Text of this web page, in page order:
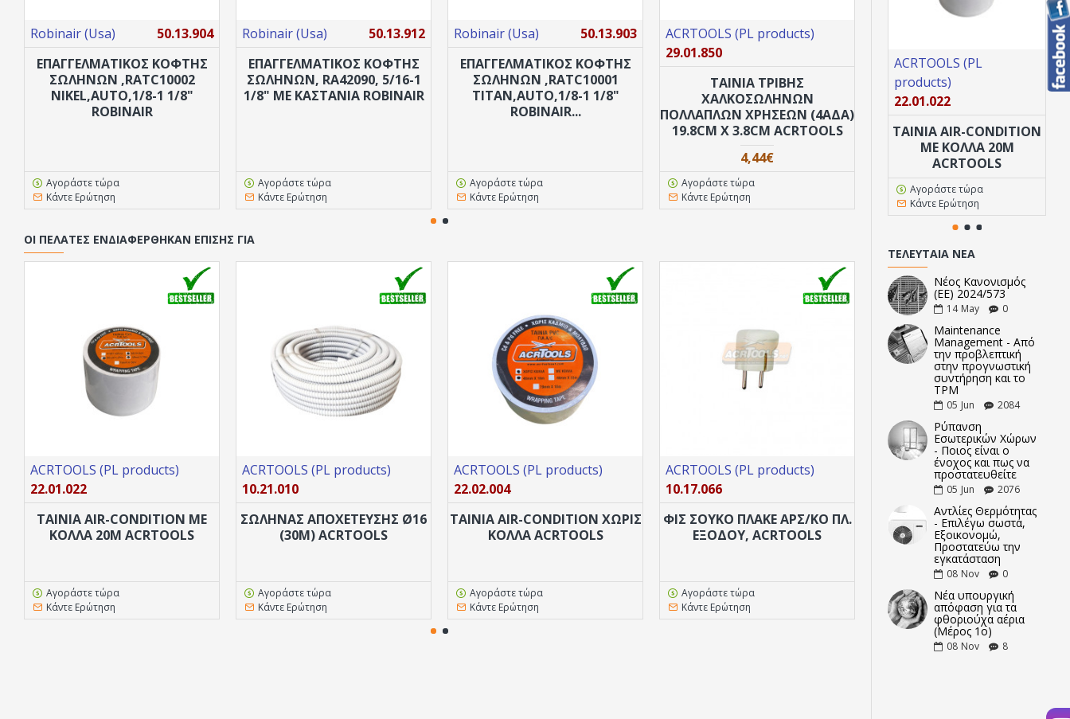
Robinair (Usa)
50.13.904
ΕΠΑΓΓΕΛΜΑΤΙΚΟΣ ΚΟΦΤΗΣ
ΣΩΛΗΝΩΝ ,RATC10002
NIKEL,AUTO,1/8-1 1/8"
ROBINAIR
Αγοράστε τώρα
Κάντε Ερώτηση
Robinair (Usa)
50.13.912
ΕΠΑΓΓΕΛΜΑΤΙΚΟΣ ΚΟΦΤΗΣ
ΣΩΛΗΝΩΝ, RA42090, 5/16-1
1/8" ΜΕ ΚΑΣΤΆΝΙΑ ROBINAIR
Αγοράστε τώρα
Κάντε Ερώτηση
Robinair (Usa)
50.13.903
ΕΠΑΓΓΕΛΜΑΤΙΚΟΣ ΚΟΦΤΗΣ
ΣΩΛΗΝΩΝ ,RATC10001
TITAN,AUTO,1/8-1 1/8"
ROBINAIR...
Αγοράστε τώρα
Κάντε Ερώτηση
ACRTOOLS (PL products)
29.01.850
ΤΑΙΝΙΑ ΤΡΙΒΗΣ
ΧΑΛΚΟΣΩΛΗΝΩΝ
ΠΟΛΛΑΠΛΏΝ ΧΡΉΣΕΩΝ (4ΑΔΑ)
19.8CM X 3.8CM ACRTOOLS
4,44€
Αγοράστε τώρα
Κάντε Ερώτηση
ΣΦΟΥΓΓΑΡΑΚΙ ΤΡΙΒΗΣ
ΧΑΛΚΟΣΩΛΗΝΑ 1CM ΠΆΧΟΣ
HANDEE PAD ACRTOOLS
1,66€
Αγοράστε τώρα
Κάντε Ερώτηση
ΟΙ ΠΕΛΆΤΕΣ ΕΝΔΙΑΦΈΡΘΗΚΑΝ ΕΠΊΣΗΣ ΓΙΑ
ACRTOOLS (PL products)
22.01.022
ΤΑΙΝΙΑ AIR-CONDITION ΜΕ
ΚΟΛΛΑ 20M ACRTOOLS
Αγοράστε τώρα
Κάντε Ερώτηση
ACRTOOLS (PL products)
10.21.010
ΣΩΛΗΝΑΣ ΑΠΟΧΕΤΕΥΣΗΣ Ø16
(30M) ACRTOOLS
Αγοράστε τώρα
Κάντε Ερώτηση
ACRTOOLS (PL products)
22.02.004
ΤΑΙΝΙΑ AIR-CONDITION ΧΩΡΊΣ
ΚΟΛΛΑ ACRTOOLS
Αγοράστε τώρα
Κάντε Ερώτηση
ACRTOOLS (PL products)
10.17.066
ΦΙΣ ΣΟΥΚΟ ΠΛΑΚΕ ΑΡΣ/ΚΟ ΠΛ.
ΕΞΟΔΟΥ, ACRTOOLS
Αγοράστε τώρα
Κάντε Ερώτηση
ACRTOOLS (PL products)
ΒΑΣΗ ΚΛΙΜΑΤΙΣΤΙΚΟΥ ΤΟΙΧΟΥ
ΣΠΑΣΤΗ ΑΣΠΡΗ ΚΑΤΑΛΛΗΛΗ
ΓΙΑ 9-15000BTU ΑA! ΕΠΙΛΟΓΗΣ
ACRTOOLS
Αγοράστε τώρα
Κάντε Ερώτηση
ACRTOOLS (PL
products)
22.01.022
ΤΑΙΝΙΑ AIR-CONDITION
ΜΕ ΚΟΛΛΑ 20M
ACRTOOLS
Αγοράστε τώρα
Κάντε Ερώτηση
ΤΕΛΕΥΤΑΊΑ ΝΈΑ
Νέος Κανονισμός
(ΕΕ) 2024/573
14 May 0
Maintenance
Management - Από
την προβλεπτική
στην προγνωστική
συντήρηση και το
TPM
05 Jun 2084
Ρύπανση
Εσωτερικών Χώρων
- Ποιος είναι ο
ένοχος και πως να
προστατευθείτε
05 Jun 2076
Αντλίες Θερμότητας
- Επιλέγω σωστά,
Εξοικονομώ,
Προστατεύω την
εγκατάσταση
08 Nov 0
Νέα υπουργική
απόφαση για τα
φθοριούχα αέρια
(Μέρος 1ο)
08 Nov 8